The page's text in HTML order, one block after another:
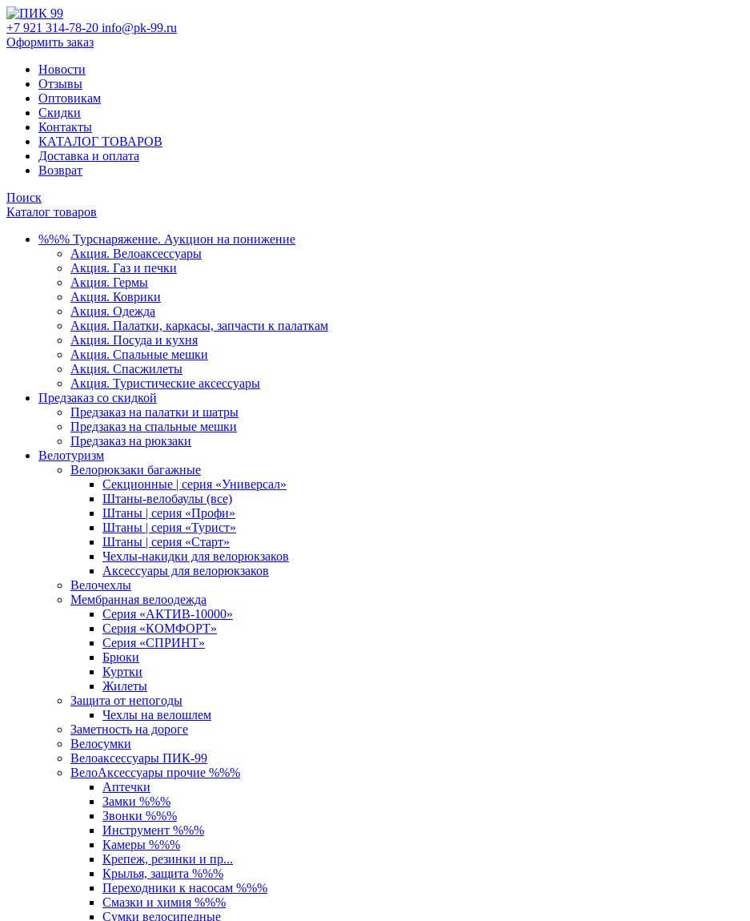
+7 921 314-78-20 info@pk-99.ru
Оформить заказ
Новости
Отзывы
Оптовикам
Скидки
Контакты
КАТАЛОГ ТОВАРОВ
Доставка и оплата
Возврат
Поиск
Каталог товаров
%%% Турснаряжение. Аукцион на понижение
Акция. Велоаксессуары
Акция. Газ и печки
Акция. Гермы
Акция. Коврики
Акция. Одежда
Акция. Палатки, каркасы, запчасти к палаткам
Акция. Посуда и кухня
Акция. Спальные мешки
Акция. Спасжилеты
Акция. Туристические аксессуары
Предзаказ со скидкой
Предзаказ на палатки и шатры
Предзаказ на спальные мешки
Предзаказ на рюкзаки
Велотуризм
Велорюкзаки багажные
Секционные | серия «Универсал»
Штаны-велобаулы (все)
Штаны | серия «Профи»
Штаны | серия «Турист»
Штаны | серия «Старт»
Чехлы-накидки для велорюкзаков
Аксессуары для велорюкзаков
Велочехлы
Мембранная велоодежда
Серия «АКТИВ-10000»
Серия «КОМФОРТ»
Серия «СПРИНТ»
Брюки
Куртки
Жилеты
Защита от непогоды
Чехлы на велошлем
Заметность на дороге
Велосумки
Велоаксессуары ПИК-99
ВелоАксессуары прочие %%%
Аптечки
Замки %%%
Звонки %%%
Инструмент %%%
Камеры %%%
Крепеж, резинки и пр...
Крылья, защита %%%
Переходники к насосам %%%
Смазки и химия %%%
Сумки велосипедные